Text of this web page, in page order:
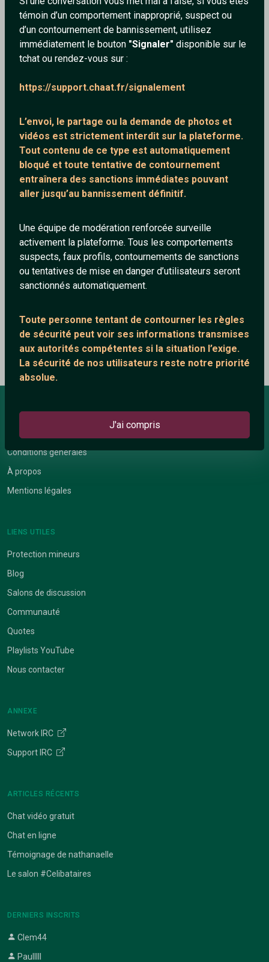
témoin d’un comportement inapproprié, suspect ou
d’un contournement de bannissement, utilisez
immédiatement le bouton "Signaler" disponible sur le
tchat ou rendez-vous sur :
https://support.chaat.fr/signalement
L’envoi, le partage ou la demande de photos et
vidéos est strictement interdit sur la plateforme.
Tout contenu de ce type est automatiquement
bloqué et toute tentative de contournement
entraînera des sanctions immédiates pouvant
aller jusqu’au bannissement définitif.
Une équipe de modération renforcée surveille
activement la plateforme. Tous les comportements
suspects, faux profils, contournements de sanctions
ou tentatives de mise en danger d’utilisateurs seront
sanctionnés automatiquement.
Toute personne tentant de contourner les règles
de sécurité peut voir ses informations transmises
aux autorités compétentes si la situation l’exige.
La sécurité de nos utilisateurs reste notre priorité
absolue.
J'ai compris
Compte supprimé
encore dsl
Le besttt enfttt je t aime trop mon gars :))) reste
comme sa mon lounes mdr 😜 et tu apporte bcppp de
joieeee awww merciii â toiiii 😌🤍
Répondre
Conditions générales
À propos
Mentions légales
LIENS UTILES
Protection mineurs
Blog
Salons de discussion
Communauté
Quotes
Playlists YouTube
Nous contacter
ANNEXE
Network IRC
Support IRC
ARTICLES RÉCENTS
Chat vidéo gratuit
Chat en ligne
Témoignage de nathanaelle
Le salon #Celibataires
DERNIERS INSCRITS
Clem44
Paulllll